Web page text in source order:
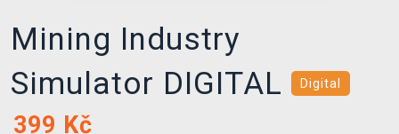
Mining Industry
Simulator DIGITAL
Digital
399 Kč